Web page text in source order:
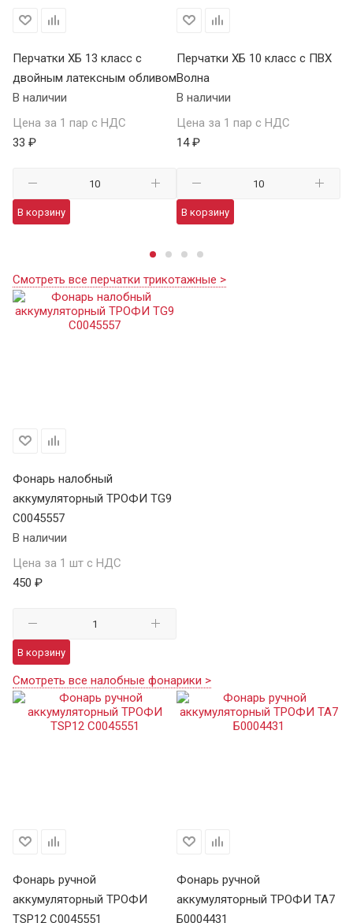
Перчатки ХБ 13 класс с
двойным латексным обливом
В наличии
Цена за 1 пар с НДС
33 ₽
В корзину
Перчатки ХБ 10 класс с ПВХ
Волна
В наличии
Цена за 1 пар с НДС
14 ₽
В корзину
Смотреть все перчатки трикотажные >
Фонарь налобный
аккумуляторный ТРОФИ TG9
C0045557
В наличии
Цена за 1 шт с НДС
450 ₽
В корзину
Смотреть все налобные фонарики >
Фонарь ручной
аккумуляторный ТРОФИ
TSP12 C0045551
Фонарь ручной
аккумуляторный ТРОФИ TA7
Б0004431